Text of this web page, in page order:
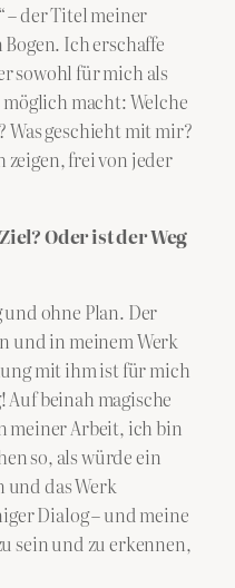
– der Titel meiner
Ich erschaffe
sowohl für mich als
macht: Welche
Was geschieht mit mir?
zeigen, frei von jeder
Oder ist der Weg
ohne Plan. Der
und in meinem Werk
mit ihm ist für mich
beinah magische
meiner Arbeit, ich bin
so, als würde ein
und das Werk
Dialog – und meine
sein und zu erkennen,